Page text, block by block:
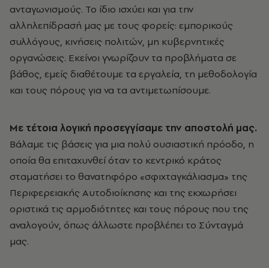
ανταγωνισμούς. Το ίδιο ισχύει και για την
αλληλεπίδρασή μας με τους φορείς: εμπορικούς
συλλόγους, κινήσεις πολιτών, μη κυβερνητικές
οργανώσεις. Εκείνοι γνωρίζουν τα προβλήματα σε
βάθος, εμείς διαθέτουμε τα εργαλεία, τη μεθοδολογία
και τους πόρους για να τα αντιμετωπίσουμε.
Mε τέτοια λογική προσεγγίσαμε την αποστολή μας.
Βάλαμε τις βάσεις για μια πολύ ουσιαστική πρόοδο, η
οποία θα επιταχυνθεί όταν το κεντρικό κράτος
σταματήσει το θανατηφόρο «σφιχταγκάλιασμα» της
Περιφερειακής Αυτοδιοίκησης και της εκχωρήσει
οριστικά τις αρμοδιότητες και τους πόρους που της
αναλογούν, όπως άλλωστε προβλέπει το Σύνταγμά
μας.